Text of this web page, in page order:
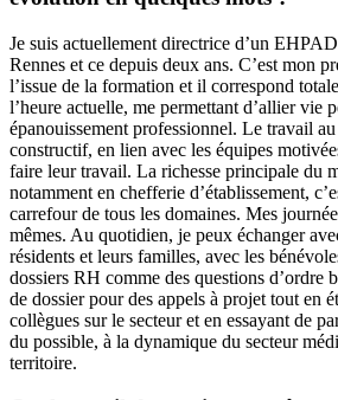
Je suis actuellement directrice d’un
Rennes et ce depuis deux ans. C’est mon
l’issue de la formation et il correspond
l’heure actuelle, me permettant d’allier vie
épanouissement professionnel. Le travail
constructif, en lien avec les équipes
faire leur travail. La richesse principale du
notamment en chefferie d’établissement,
carrefour de tous les domaines. Mes
mêmes. Au quotidien, je peux échanger
résidents et leurs familles, avec les
dossiers RH comme des questions d’ordre
de dossier pour des appels à projet tout en
collègues sur le secteur et en essayant de
du possible, à la dynamique du secteur
territoire.